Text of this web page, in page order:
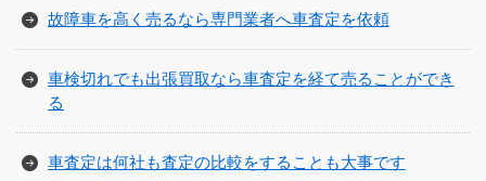
故障車を高く売るなら専門業者へ車査定を依頼
車検切れでも出張買取なら車査定を経て売ることができ
る
車査定は何社も査定の比較をすることも大事です